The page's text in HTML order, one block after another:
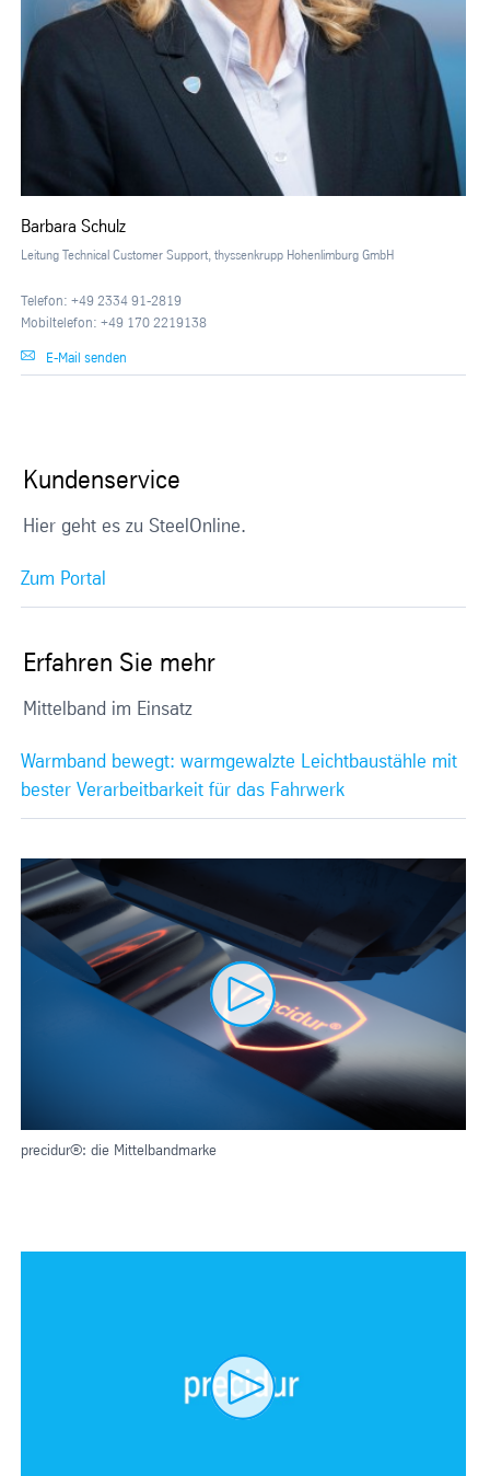
Barbara Schulz
Leitung Technical Customer Support, thyssenkrupp Hohenlimburg GmbH
Telefon: +49 2334 91-2819
Mobiltelefon: +49 170 2219138
E-Mail senden
Kundenservice
Hier geht es zu SteelOnline.
Zum Portal
Erfahren Sie mehr
Mittelband im Einsatz
Warmband bewegt: warmgewalzte Leichtbaustähle mit
bester Verarbeitbarkeit für das Fahrwerk
precidur®: die Mittelbandmarke